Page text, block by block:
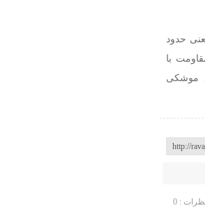
حدود ۲۳ میلیارد دلار یعنی حدود
با
موشکی
: 0